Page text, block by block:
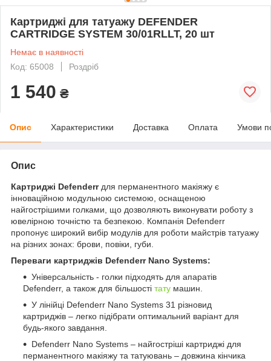
Картриджі для татуажу DEFENDER
CARTRIDGE SYSTEM 30/01RLLT, 20 шт
Немає в наявності
Код: 65008
Роздріб
1 540 ₴
Опис Характеристики Доставка Оплата Умови
Опис
Картриджі Defenderrдля перманентного макіяжу є
інноваційною модульною системою, оснащеною
найгострішими голками, що дозволяють виконувати роботу з
ювелірною точністю та безпекою. Компанія Defenderr
пропонує широкий вибір модулів для роботи майстрів татуажу
на різних зонах: брови, повіки, губи.
Переваги картриджів Defenderr Nano Systems:
Універсальність - голки підходять для апаратів
Defenderr, а також для більшості тату машин.
У лінійці Defenderr Nano Systems 31 різновид
картриджів – легко підібрати оптимальний варіант для
будь-якого завдання.
Defenderr Nano Systems – найгостріші картриджі для
перманентного макіяжу та татуювань – довжина кінчика